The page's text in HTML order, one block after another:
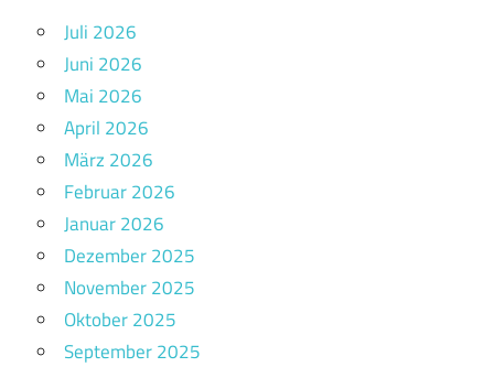
Juli 2026
Juni 2026
Mai 2026
April 2026
März 2026
Februar 2026
Januar 2026
Dezember 2025
November 2025
Oktober 2025
September 2025